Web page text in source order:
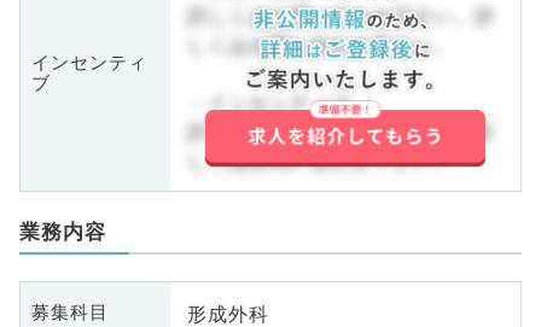
インセンティ
ブ
詳しくはお問い合わせ下さい。詳
しくはお問い合わせ下さい。
・インセンティブ
詳しくはお問い合わせ下さい。詳
しくはお問い合わせ下さい。
業務内容
募集科目 形成外科